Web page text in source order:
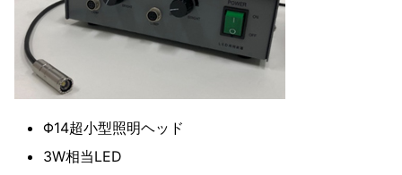
Φ14超小型照明ヘッド
3W相当LED